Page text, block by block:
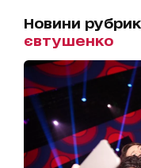
Новини
євтушенко